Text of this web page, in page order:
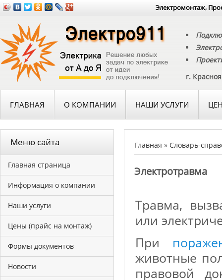
Электромонтаж,
г.
ГЛАВНАЯ О КОМПАНИИ НАШИ УСЛУГИ
Меню сайта
Главная страница
Информация о компании
Наши услуги
Цены (прайс на монтаж)
Формы документов
Новости
Главная » Словарь-
Электротравма
Травма,
или
При
животные
правовой